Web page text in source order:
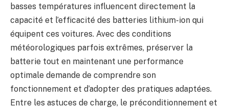
basses températures influencent directement la
capacité et l’efficacité des batteries lithium-ion qui
équipent ces voitures. Avec des conditions
météorologiques parfois extrêmes, préserver la
batterie tout en maintenant une performance
optimale demande de comprendre son
fonctionnement et d’adopter des pratiques adaptées.
Entre les astuces de charge, le préconditionnement et